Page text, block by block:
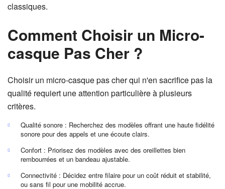
classiques.
Comment Choisir un Micro-
casque Pas Cher ?
Choisir un micro-casque pas cher qui n'en sacrifice pas la
qualité requiert une attention particulière à plusieurs
critères.
Qualité sonore : Recherchez des modèles offrant une haute fidélité
sonore pour des appels et une écoute clairs.
Confort : Priorisez des modèles avec des oreillettes bien
rembourrées et un bandeau ajustable.
Connectivité : Décidez entre filaire pour un coût réduit et stabilité,
ou sans fil pour une mobilité accrue.